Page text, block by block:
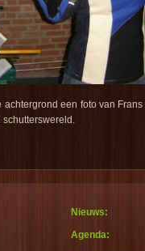
een foto van
Nieuws:
Agenda: